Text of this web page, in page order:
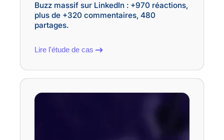
Buzz massif sur LinkedIn : +970 réactions,
plus de +320 commentaires, 480
partages.
Lire l'étude de cas